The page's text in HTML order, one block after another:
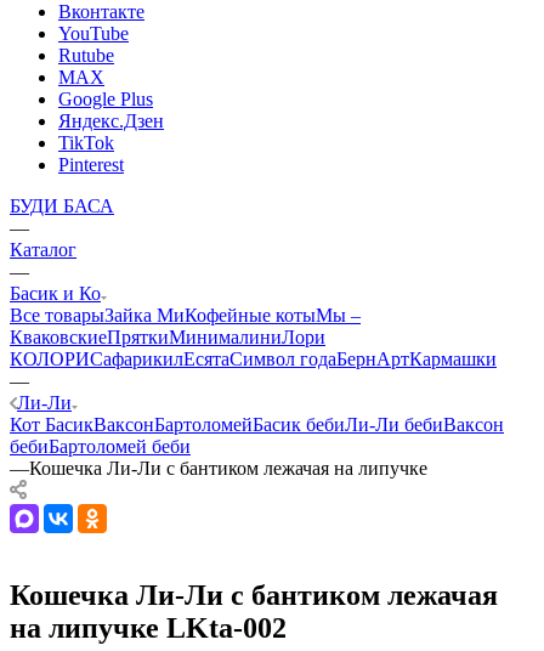
Вконтакте
YouTube
Rutube
MAX
Google Plus
Яндекс.Дзен
TikTok
Pinterest
БУДИ БАСА
—
Каталог
—
Басик и Ко
Все товарыЗайка МиКофейные котыМы –
КваковскиеПряткиМинималиниЛори
КОЛОРИСафарикилЕсятаСимвол годаБернАртКармашки
—
Ли-Ли
Кот БасикВаксонБартоломейБасик бебиЛи-Ли бебиВаксон
бебиБартоломей беби
—Кошечка Ли-Ли с бантиком лежачая на липучке
Кошечка Ли-Ли с бантиком лежачая
на липучке LKta-002